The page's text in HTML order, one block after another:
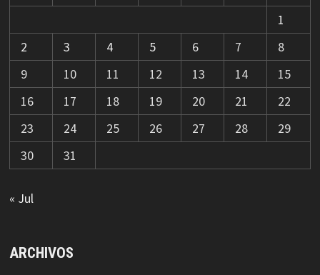
1
2
3 4 5 6 7
8
9
10 11 12 13 14
15
16
17 18 19 20 21
22
23
24 25 26 27 28
29
30
31
« Jul
ARCHIVOS